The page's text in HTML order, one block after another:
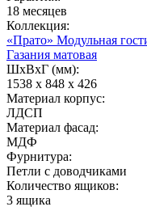
18 месяцев
Коллекция:
«Прато» Модульная
Газания матовая
ШхВхГ (мм):
1538 х 848 х 426
Материал корпус:
ЛДСП
Материал фасад:
МДФ
Фурнитура:
Петли с доводчиками
Количество ящиков:
3 ящика